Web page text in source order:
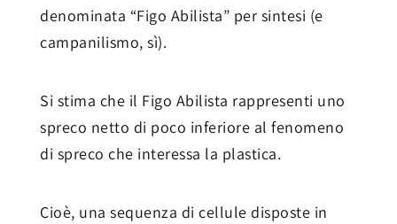
denominata “Figo Abilista” per sintesi (e
campanilismo, sì).
Si stima che il Figo Abilista rappresenti uno
spreco netto di poco inferiore al fenomeno
di spreco che interessa la plastica.
Cioè, una sequenza di cellule disposte in